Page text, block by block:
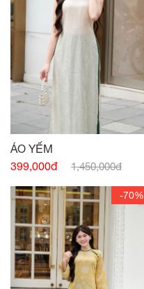
ÁO YẾM
399,000đ
1,450,000đ
-70%